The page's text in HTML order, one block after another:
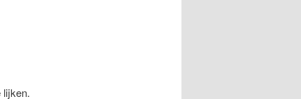
lijken.